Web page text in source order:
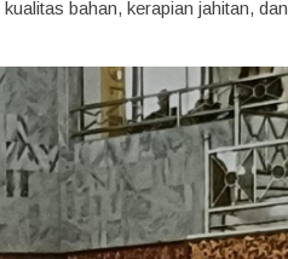
bahan, kerapian jahitan, dan